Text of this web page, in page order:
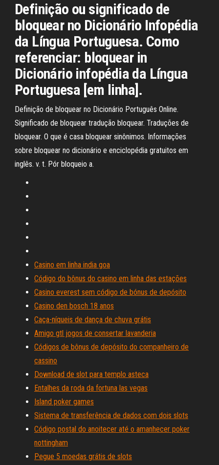
Definição ou significado de
bloquear no Dicionário Infopédia
da Língua Portuguesa. Como
referenciar: bloquear in
Dicionário infopédia da Língua
Portuguesa [em linha].
Definição de bloquear no Dicionário Português Online.
Significado de bloquear tradução bloquear. Traduções de
bloquear. O que é casa bloquear sinônimos. Informações
sobre bloquear no dicionário e enciclopédia gratuitos em
inglês. v. t. Pór bloqueio a.
Casino em linha india goa
Código do bônus do casino em linha das estações
Casino everest sem código de bónus de depósito
Casino den bosch 18 anos
Caça-níqueis de dança de chuva grátis
Amigo gtl jogos de consertar lavanderia
Códigos de bônus de depósito do companheiro de
cassino
Download de slot para templo asteca
Entalhes da roda da fortuna las vegas
Island poker games
Sistema de transferência de dados com dois slots
Código postal do anoitecer até o amanhecer poker
nottingham
Pegue 5 moedas grátis de slots